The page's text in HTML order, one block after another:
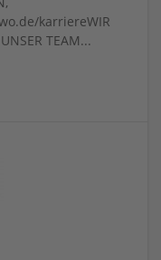
karriereWIR
TEAM...